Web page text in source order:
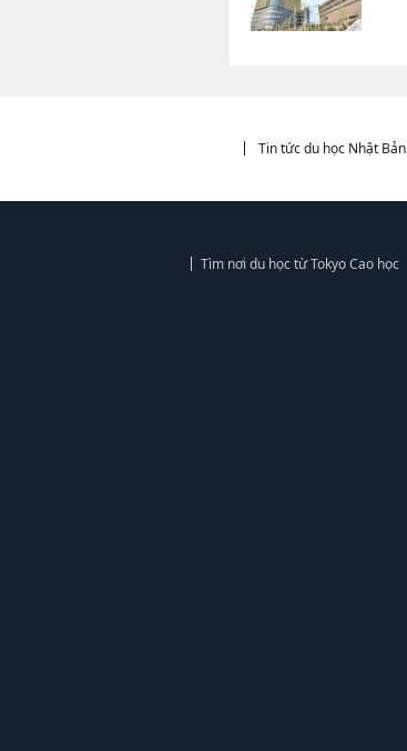
Tin tức du học Nhật Bản
Tìm nơi du học từ Tokyo Cao học